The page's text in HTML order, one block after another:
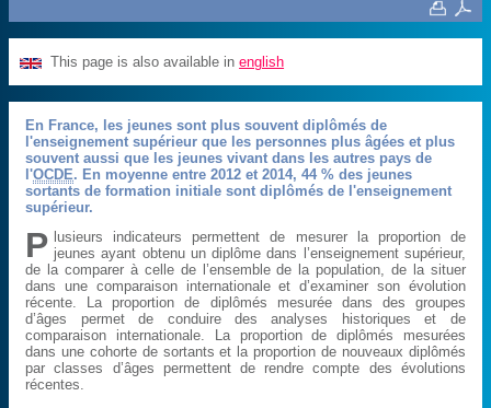
This page is also available inenglish
En France, les jeunes sont plus souvent diplômés de
l'enseignement supérieur que les personnes plus âgées et plus
souvent aussi que les jeunes vivant dans les autres pays de
l'OCDE. En moyenne entre 2012 et 2014, 44 % des jeunes
sortants de formation initiale sont diplômés de l'enseignement
supérieur.
P lusieurs indicateurs permettent de mesurer la proportion de
jeunes ayant obtenu un diplôme dans l’enseignement supérieur,
de la comparer à celle de l’ensemble de la population, de la situer
dans une comparaison internationale et d’examiner son évolution
récente. La proportion de diplômés mesurée dans des groupes
d’âges permet de conduire des analyses historiques et de
comparaison internationale. La proportion de diplômés mesurées
dans une cohorte de sortants et la proportion de nouveaux diplômés
par classes d’âges permettent de rendre compte des évolutions
récentes.